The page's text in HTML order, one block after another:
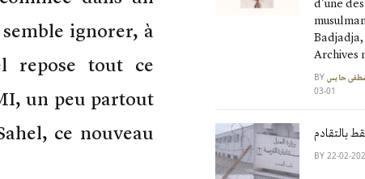
ignorer, à
repose tout ce
un peu partout
ce nouveau
Archives
BY
03-01
بالتقادم
BY 2022-